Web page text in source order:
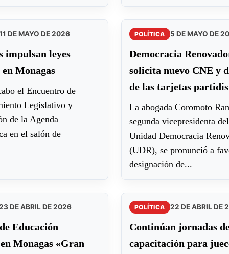
DE MAYO DE 2026
impulsan leyes
Monagas
el Encuentro de
Legislativo y
de la Agenda
en el salón de
POLÍTICA 5 DE MAYO DE
​Democracia
solicita nuevo CNE y
de las tarjetas
La abogada Coromoto
segunda vicepresidenta
Unidad Democracia
(UDR), se pronunció a
designación de...
DE ABRIL DE 2026
Educación
Monagas «Gran
POLÍTICA 22 DE ABRIL DE
Continúan jornadas
capacitación para